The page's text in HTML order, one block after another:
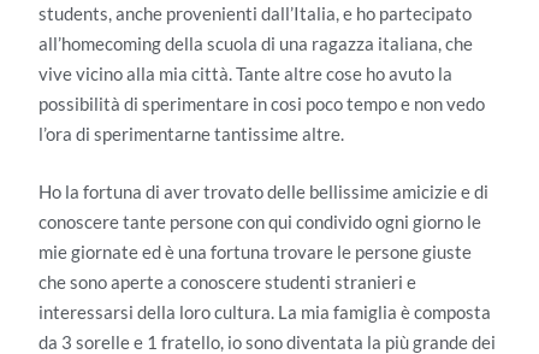
students, anche provenienti dall’Italia, e ho partecipato
all’homecoming della scuola di una ragazza italiana, che
vive vicino alla mia città. Tante altre cose ho avuto la
possibilità di sperimentare in cosi poco tempo e non vedo
l’ora di sperimentarne tantissime altre.
Ho la fortuna di aver trovato delle bellissime amicizie e di
conoscere tante persone con qui condivido ogni giorno le
mie giornate ed è una fortuna trovare le persone giuste
che sono aperte a conoscere studenti stranieri e
interessarsi della loro cultura. La mia famiglia è composta
da 3 sorelle e 1 fratello, io sono diventata la più grande dei